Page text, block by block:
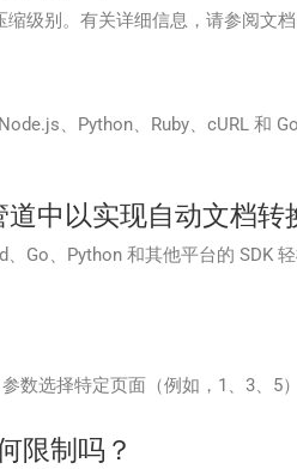
级别。有关详细信息，请参阅文档
、Python、Ruby、cURL 和
中以实现自动文档转
Go、Python 和其他平台的 SDK
选择特定页面（例如，1、3、5
限制吗？